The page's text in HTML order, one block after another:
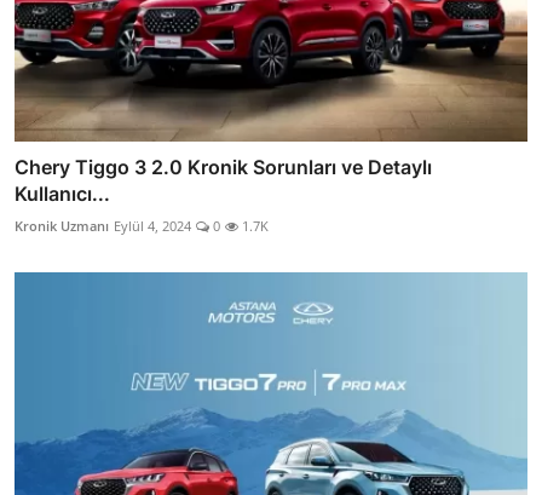
Chery Tiggo 3 2.0 Kronik Sorunları ve Detaylı
Kullanıcı...
Kronik Uzmanı Eylül 4, 2024 0 1.7K